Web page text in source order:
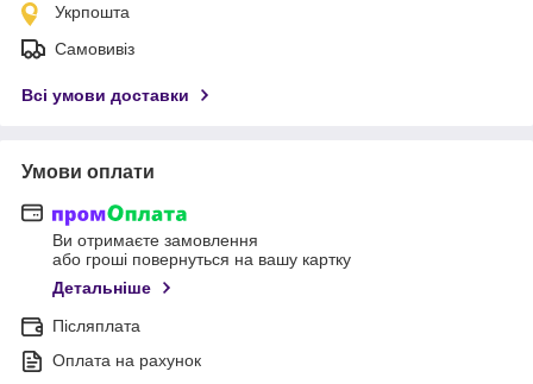
Укрпошта
Самовивіз
Всі умови доставки
Умови оплати
Ви отримаєте замовлення
або гроші повернуться на вашу картку
Детальніше
Післяплата
Оплата на рахунок